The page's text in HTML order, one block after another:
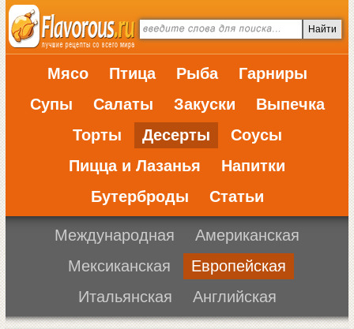
Мясо Птица Рыба
Гарниры
Супы
Салаты Закуски
Выпечка
Торты
Десерты
Соусы
Пицца и Лазанья
Напитки
Бутерброды
Статьи
Международная
Американская
Мексиканская
Европейская
Итальянская
Английская